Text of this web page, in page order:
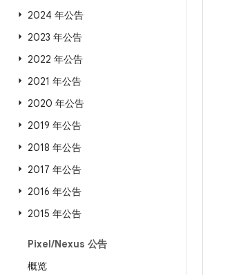
2024 年公告
2023 年公告
2022 年公告
2021 年公告
2020 年公告
2019 年公告
2018 年公告
2017 年公告
2016 年公告
2015 年公告
Pixel/Nexus 公告
概览